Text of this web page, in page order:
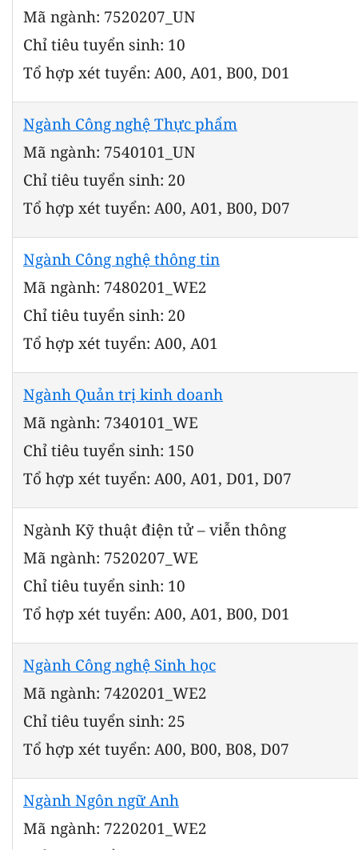
Mã ngành: 7520207_UN
Chỉ tiêu tuyển sinh: 10
Tổ hợp xét tuyển: A00, A01, B00, D01
Ngành Công nghệ Thực phẩm
Mã ngành: 7540101_UN
Chỉ tiêu tuyển sinh: 20
Tổ hợp xét tuyển: A00, A01, B00, D07
Ngành Công nghệ thông tin
Mã ngành: 7480201_WE2
Chỉ tiêu tuyển sinh: 20
Tổ hợp xét tuyển: A00, A01
Ngành Quản trị kinh doanh
Mã ngành: 7340101_WE
Chỉ tiêu tuyển sinh: 150
Tổ hợp xét tuyển: A00, A01, D01, D07
Ngành Kỹ thuật điện tử – viễn thông
Mã ngành: 7520207_WE
Chỉ tiêu tuyển sinh: 10
Tổ hợp xét tuyển: A00, A01, B00, D01
Ngành Công nghệ Sinh học
Mã ngành: 7420201_WE2
Chỉ tiêu tuyển sinh: 25
Tổ hợp xét tuyển: A00, B00, B08, D07
Ngành Ngôn ngữ Anh
Mã ngành: 7220201_WE2